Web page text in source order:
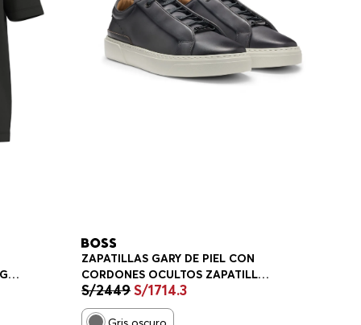
ZAPATILLAS GARY DE PIEL CON
CORDONES OCULTOS ZAPATILLAS
HOMBRE
S/2449S/1714.3